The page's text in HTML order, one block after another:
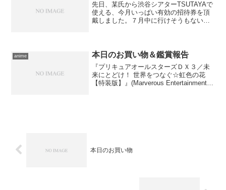
先日、某氏から渋谷シアターTSUTAYAで
使える、今月いっぱい有効の招待券を頂
戴しました。７月中に行けそうもないの
日お出かけ。 かか...
anime 本日のお買い物＆鑑賞報告
『プリキュアオールスターズＤＸ３／未
来にとどけ！ 世界をつなぐ☆虹色の花
【特装版】』(Marverous Entertainment
本日のお買い物